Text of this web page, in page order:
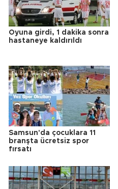
Oyuna girdi, 1 dakika sonra
hastaneye kaldırıldı
Samsun'da çocuklara 11
branşta ücretsiz spor
fırsatı